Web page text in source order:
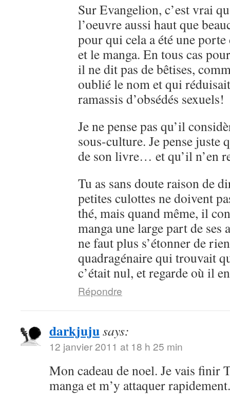
Sur Evangelion, c’est vrai
l’oeuvre aussi haut que
pour qui cela a été une porte
et le manga. En tous cas
il ne dit pas de bêtises,
oublié le nom et qui
ramassis d’obsédés sexuels!
Je ne pense pas qu’il
sous-culture. Je pense juste
de son livre… et qu’il n’en
Tu as sans doute raison de
petites culottes ne doivent
thé, mais quand même, il
manga une large part de ses
ne faut plus s’étonner de
quadragénaire qui trouvait
c’était nul, et regarde où il
Répondre
darkjujusays:
12 janvier 2011 at 18 h 25 min
Mon cadeau de noel. Je vais finir
manga et m’y attaquer rapidement.